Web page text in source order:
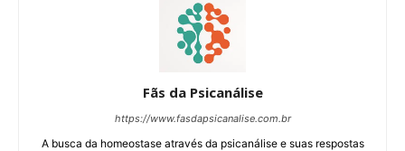
Fãs da Psicanálise
https://www.fasdapsicanalise.com.br
A busca da homeostase através da psicanálise e suas respostas